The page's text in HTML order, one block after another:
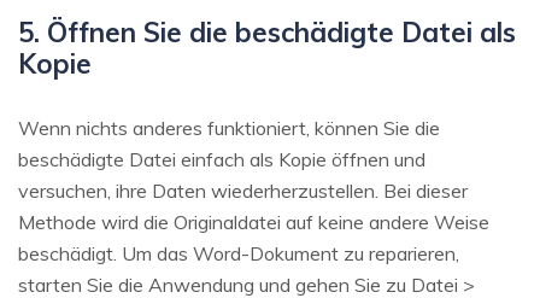
5. Öffnen Sie die beschädigte Datei als
Kopie
Wenn nichts anderes funktioniert, können Sie die
beschädigte Datei einfach als Kopie öffnen und
versuchen, ihre Daten wiederherzustellen. Bei dieser
Methode wird die Originaldatei auf keine andere Weise
beschädigt. Um das Word-Dokument zu reparieren,
starten Sie die Anwendung und gehen Sie zu Datei >